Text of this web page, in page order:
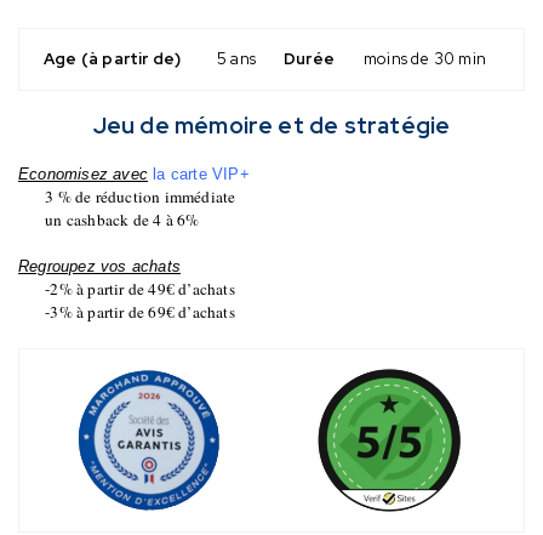
Age (à partir de) 5 ans Durée moins de 30 min
Jeu de mémoire et de stratégie
Economisez avec la carte VIP+
3 % de réduction immédiate
un cashback de 4 à 6%
Regroupez vos achats
-2% à partir de 49€ d’achats
-3% à partir de 69€ d’achats